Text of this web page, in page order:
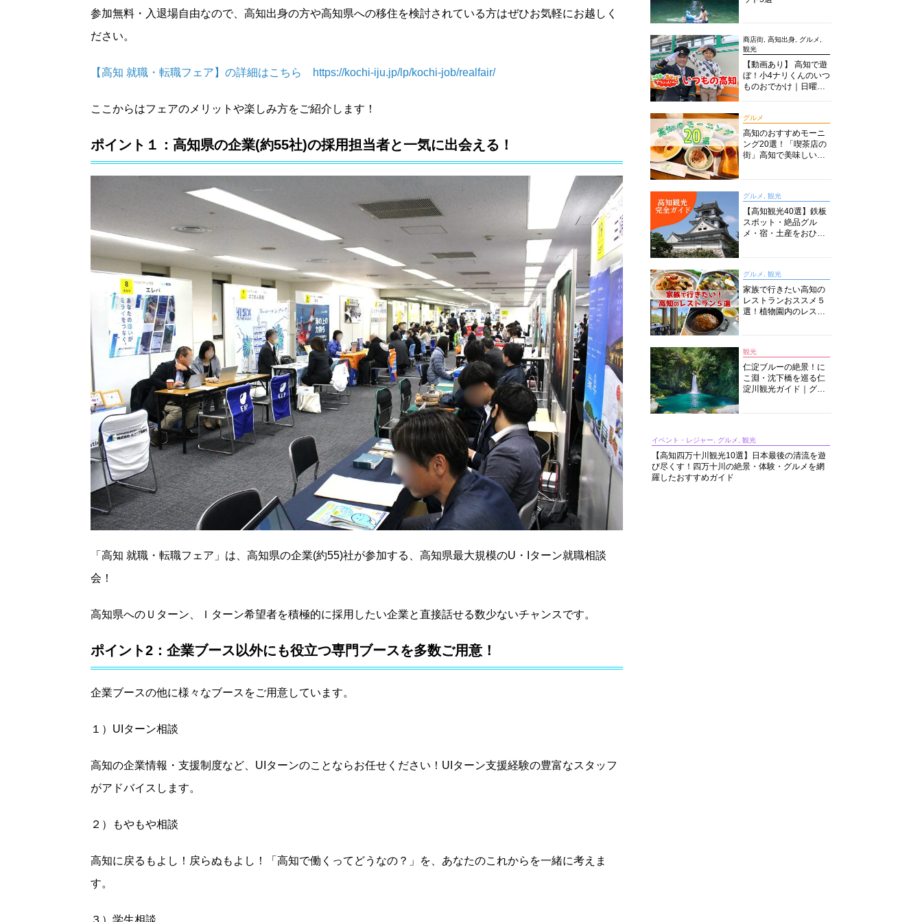
参加無料・入退場自由なので、高知出身の方や高知県への移住を検討されている方はぜひお気軽にお越しく
ださい。
【高知 就職・転職フェア】の詳細はこちら https://kochi-iju.jp/lp/kochi-job/realfair/
ここからはフェアのメリットや楽しみ方をご紹介します！
ポイント１：高知県の企業(約55社)の採用担当者と一気に出会える！
「高知 就職・転職フェア」は、高知県の企業(約55)社が参加する、高知県最大規模のU・Iターン就職相談
会！
高知県へのＵターン、Ｉターン希望者を積極的に採用したい企業と直接話せる数少ないチャンスです。
ポイント2：企業ブース以外にも役立つ専門ブースを多数ご用意！
企業ブースの他に様々なブースをご用意しています。
１）UIターン相談
高知の企業情報・支援制度など、UIターンのことならお任せください！UIターン支援経験の豊富なスタッフ
がアドバイスします。
２）もやもや相談
高知に戻るもよし！戻らぬもよし！「高知で働くってどうなの？」を、あなたのこれからを一緒に考えま
す。
商店街, 高知出身, グルメ,
観光
【動画あり】 高知で遊
ぼ！小4ナリくんのいつ
ものおでかけ｜日曜市
グルメ
高知のおすすめモーニ
ング20選！「喫茶店の
街」高知で美味しい喫
グルメ, 観光
【高知観光40選】鉄板
スポット・絶品グル
メ・宿・土産をおひと
グルメ, 観光
家族で行きたい高知の
レストランおススメ５
選！植物園内のレスト
観光
仁淀ブルーの絶景！に
こ淵・沈下橋を巡る仁
淀川観光ガイド｜グル
イベント・レジャー, グルメ, 観光
【高知四万十川観光10選】日本最後の清流を遊
び尽くす！四万十川の絶景・体験・グルメを網
羅したおすすめガイド